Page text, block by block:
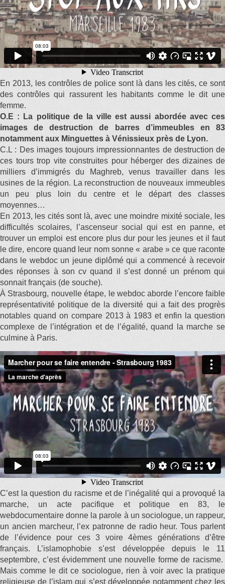
En 2013, les contrôles de police sont là dans les cités, ce sont
des contrôles qui rassurent les habitants comme le dit une
femme.
O.E : La politique de la ville est aussi abordée avec ces
images de destruction de barres d’immeubles en 83
notamment aux Minguettes à Vénissieux près de Lyon.
C.L : Des images toujours impressionnantes de destruction de
ces tours trop vite construites pour héberger des dizaines de
milliers d’immigrés du Maghreb, venus travailler dans les
usines de la région. La reconstruction de nouveaux immeubles
un peu plus loin du centre et le départ des classes
moyennes…
En 2013, les cités sont là, avec une moindre mixité sociale, les
difficultés scolaires, l’ascenseur social qui est en panne, et
trouver un emploi est encore plus dur pour les jeunes et il faut
le dire, encore quand leur nom sonne « arabe » ce que raconte
dans le webdoc un jeune diplômé qui a commencé à recevoir
des réponses à son cv quand il s’est donné un prénom qui
sonnait français (de souche).
À Strasbourg, nouvelle étape, le webdoc aborde l’encore faible
représentativité politique de la diversité qui a fait des progrès
notables quand on compare 2013 à 1983 et enfin la question
complexe de l’intégration et de l’égalité, quand la marche se
culmine à Paris.
C’est la question du racisme et de l’inégalité qui a provoqué la
marche, un acte pacifique et politique en 83, le
webdocumentaire donne la parole à un sociologue, un rappeur,
un ancien marcheur, l’ex patronne de radio heur. Tous parlent
de l’évidence pour ces 3 voire 4èmes générations d’être
français. L’islamophobie s’est développée depuis le 11
septembre, c’est évidemment une nouvelle forme de racisme.
Mais comme le dit ce sociologue, rien à voir avec la pratique
religieuse de l’islam qui s’est développée notamment chez les